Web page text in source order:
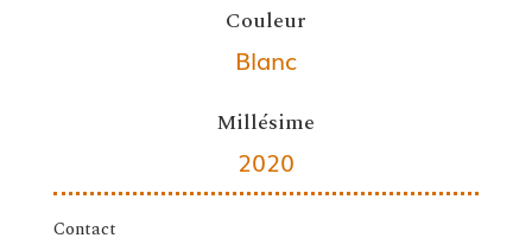
Couleur
Blanc
Millésime
2020
Contact